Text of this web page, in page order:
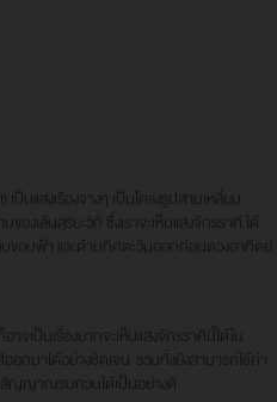
นแสงเรืองจางๆ เป็นโครงรูปสามเหลี่ยม
เส้นสุริยะวิถี ซึ่งเราจะเห็นแสงจักรราศี ได้
อบฟ้า และด้านทิศตะวันออกก่อนดวงอาทิตย์
เป็นเรื่องยากจะเห็นแสงจักรราศีนี้ได้ใน
กมาได้อย่างชัดเจน รวมทั้งยังสามารถใช้ค่า
มสัญญาณรบกวนได้เป็นอย่างดี